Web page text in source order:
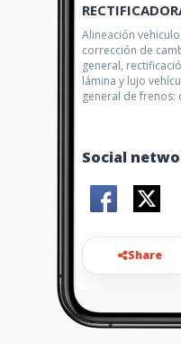
Alineación
corrección de
general,
lámina y lujo
general de frenos:
Social
Share
gmail.com